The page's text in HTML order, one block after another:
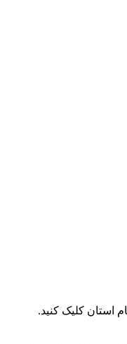
استان کلیک کنید.